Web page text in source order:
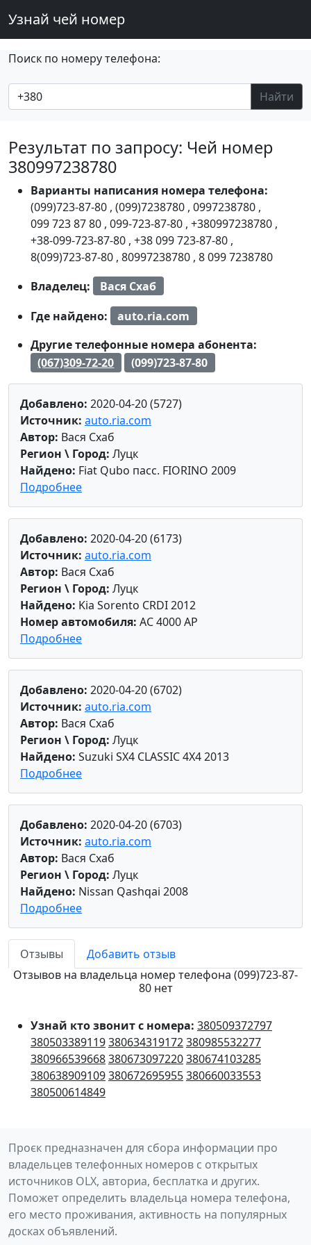
Узнай чей номер
Поиск по номеру телефона:
Найти
Результат по запросу: Чей номер
380997238780
Варианты написания номера телефона:
(099)723-87-80 , (099)7238780 , 0997238780 ,
099 723 87 80 , 099-723-87-80 , +380997238780 ,
+38-099-723-87-80 , +38 099 723-87-80 ,
8(099)723-87-80 , 80997238780 , 8 099 7238780
Владелец:
Вася Схаб
Где найдено:
auto.ria.com
Другие телефонные номера абонента:
(067)309-72-20
(099)723-87-80
Добавлено: 2020-04-20 (5727)
Источник: auto.ria.com
Автор: Вася Схаб
Регион \ Город: Луцк
Найдено: Fiat Qubo пасс. FIORINO 2009
Подробнее
Добавлено: 2020-04-20 (6173)
Источник: auto.ria.com
Автор: Вася Схаб
Регион \ Город: Луцк
Найдено: Kia Sorento CRDI 2012
Номер автомобиля: AC 4000 AP
Подробнее
Добавлено: 2020-04-20 (6702)
Источник: auto.ria.com
Автор: Вася Схаб
Регион \ Город: Луцк
Найдено: Suzuki SX4 CLASSIC 4X4 2013
Подробнее
Добавлено: 2020-04-20 (6703)
Источник: auto.ria.com
Автор: Вася Схаб
Регион \ Город: Луцк
Найдено: Nissan Qashqai 2008
Подробнее
Отзывы
Добавить отзыв
Отзывов на владельца номер телефона (099)723-87-
80 нет
Узнай кто звонит с номера: 380509372797
380503389119380634319172380985532277
380966539668380673097220380674103285
380638909109380672695955380660033553
380500614849
Проєк предназначен для сбора информации про
владельцев телефонных номеров с открытых
источников OLX, авториа, бесплатка и других.
Поможет определить владельца номера телефона,
его место проживания, активность на популярных
досках объявлений.